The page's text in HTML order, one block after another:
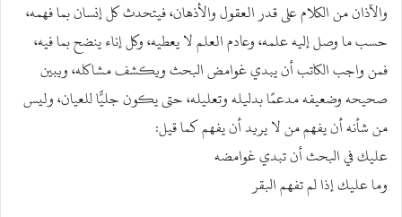
والآذان من الكلام على قدر العقول والأذهان، فيتحدث كل إنسان بما فهمه،
حسب ما وصل إليه علمه، وعادم العلم لا يعطيه، وكل إناء ينضح بما فيه،
فمن واجب الكاتب أن يبدي غوامض البحث ويكشف مشاكله، ويبين
صحيحه وضعيفه مدعمًا بدليله وتعليله، حتى يكون جليًّا للعيان، وليس
من شأنه أن يفهم من لا يريد أن يفهم كما قيل:
عليك في البحث أن تبدي غوامضه
وما عليك إذا لم تفهم البقر